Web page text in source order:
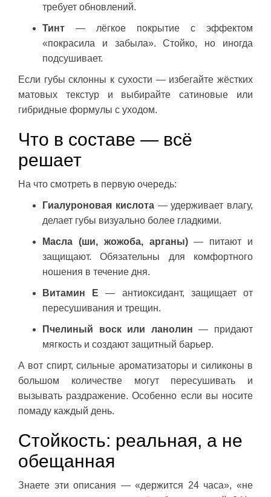
требует обновлений.
Тинт — лёгкое покрытие с эффектом
«покрасила и забыла». Стойко, но иногда
подсушивает.
Если губы склонны к сухости — избегайте жёстких
матовых текстур и выбирайте сатиновые или
гибридные формулы с уходом.
Что в составе — всё
решает
На что смотреть в первую очередь:
Гиалуроновая кислота— удерживает влагу,
делает губы визуально более гладкими.
Масла (ши, жожоба, арганы)— питают и
защищают. Обязательны для комфортного
ношения в течение дня.
Витамин Е — антиоксидант, защищает от
пересушивания и трещин.
Пчелиный воск или ланолин — придают
мягкость и создают защитный барьер.
А вот спирт, сильные ароматизаторы и силиконы в
большом количестве могут пересушивать и
вызывать раздражение. Особенно если вы носите
помаду каждый день.
Стойкость: реальная, а не
обещанная
Знаете эти описания — «держится 24 часа», «не